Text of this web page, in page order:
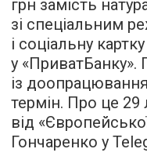
грн замість
зі спеціальним
і соціальну
у «ПриватБанку».
із
термін. Про це
від
Гончаренко у